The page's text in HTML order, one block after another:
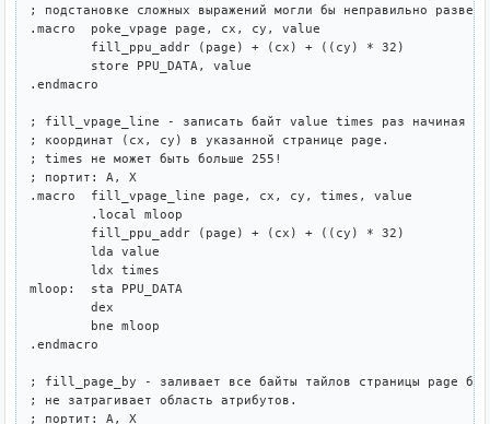
; подстановке сложных выражений могли бы неправильно
.macro	poke_vpage page, cx, cy, value
.endmacro
; fill_vpage_line - записать байт value times раз начиная с
; координат (cx, cy) в указанной странице page.
; times не может быть больше 255!
; портит: A, X
.macro	fill_vpage_line page, cx, cy, times, value
mloop:	sta PPU_DATA
.endmacro
; fill_page_by - заливает все байты тайлов страницы page
; не затрагивает область атрибутов.
; портит: A, X